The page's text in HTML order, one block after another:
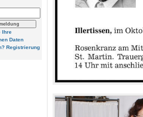
Ihre
Daten
Registrierung